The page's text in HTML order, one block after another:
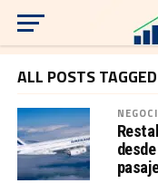
ALL POSTS